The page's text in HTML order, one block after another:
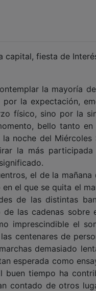
capital, fiesta de
la mayoría
la expectación,
físico, sino por la
bello tanto
noche del
la más
el de la
el que se quita el
de las distintas
las cadenas
imprescindible el
centenares de
demasiado
esperada como
buen tiempo ha
contado de otros